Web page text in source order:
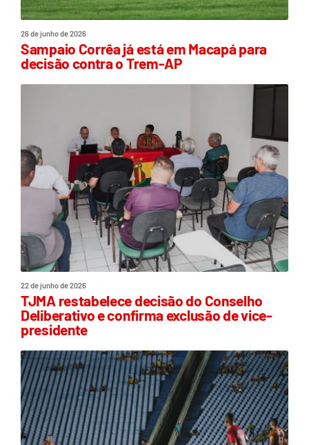
26 de junho de 2026
Sampaio Corrêa já está em Macapá para
decisão contra o Trem-AP
22 de junho de 2026
TJMA restabelece decisão do Conselho
Deliberativo e confirma exclusão de vice-
presidente